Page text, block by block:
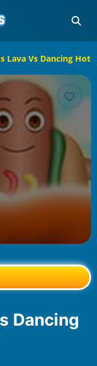
Lava Vs Dancing